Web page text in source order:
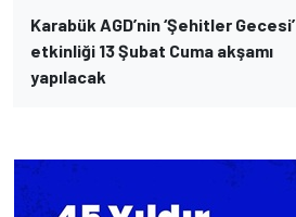
Karabük AGD’nin ‘Şehitler Gecesi’
etkinliği 13 Şubat Cuma akşamı
yapılacak